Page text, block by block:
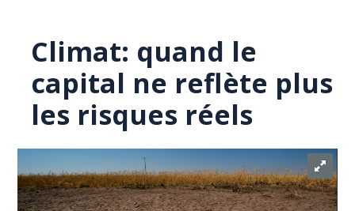
Climat: quand le
capital ne reflète plus
les risques réels